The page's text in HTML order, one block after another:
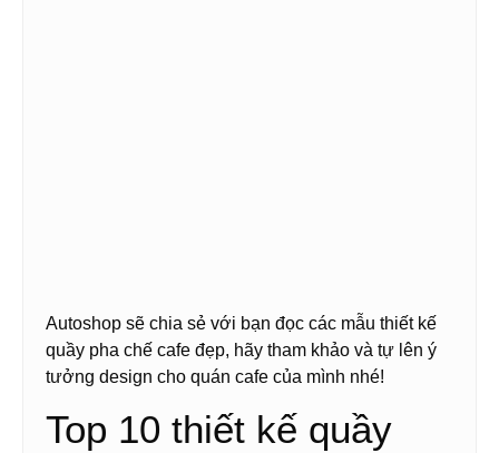
Autoshop sẽ chia sẻ với bạn đọc các mẫu thiết kế
quầy pha chế cafe đẹp, hãy tham khảo và tự lên ý
tưởng design cho quán cafe của mình nhé!
Top 10 thiết kế quầy